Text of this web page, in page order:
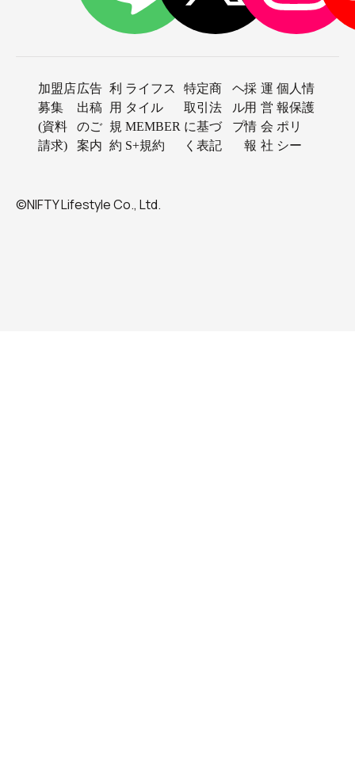
加盟店
募集
(資料
請求)
広告
出稿
のご
案内
利
用
規
約
ライフス
タイル
MEMBER
S+規約
特定商
取引法
に基づ
く表記
ヘ
ル
プ
採
用
情
報
運
営
会
社
個人情
報保護
ポリ
シー
©NIFTY Lifestyle Co., Ltd.